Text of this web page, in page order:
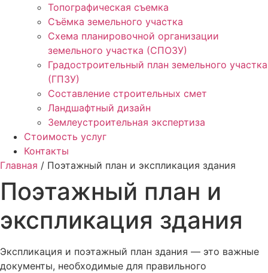
Топографическая съемка
Съёмка земельного участка
Схема планировочной организации
земельного участка (СПОЗУ)
Градостроительный план земельного участка
(ГПЗУ)
Составление строительных смет
Ландшафтный дизайн
Землеустроительная экспертиза
Стоимость услуг
Контакты
Главная / Поэтажный план и экспликация здания
Поэтажный план и
экспликация здания
Экспликация и поэтажный план здания — это важные
документы, необходимые для правильного